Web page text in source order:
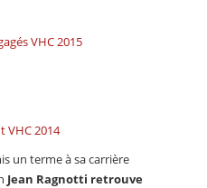
VHC 2015
VHC 2014
un terme à sa carrière
Jean Ragnotti retrouve